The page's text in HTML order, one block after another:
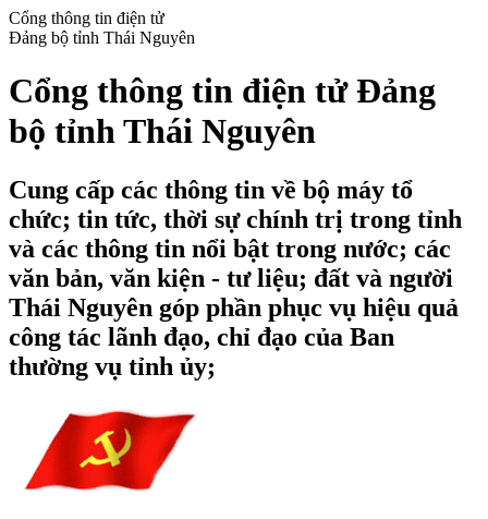
Cổng thông tin điện tử
Đảng bộ tỉnh Thái Nguyên
Cổng thông tin điện tử Đảng
bộ tỉnh Thái Nguyên
Cung cấp các thông tin về bộ máy tổ
chức; tin tức, thời sự chính trị trong tỉnh
và các thông tin nổi bật trong nước; các
văn bản, văn kiện - tư liệu; đất và người
Thái Nguyên góp phần phục vụ hiệu quả
công tác lãnh đạo, chỉ đạo của Ban
thường vụ tỉnh ủy;